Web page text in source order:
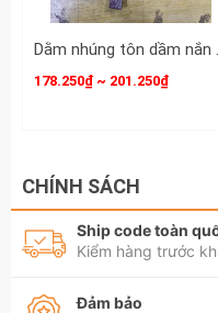
Dằm nhúng tôn dầm
178.250₫ ~ 201.250₫
CHÍNH SÁCH
Ship code toàn
Kiểm hàng trước
Đảm bảo